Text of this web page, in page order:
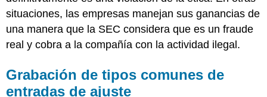
situaciones, las empresas manejan sus ganancias de
una manera que la SEC considera que es un fraude
real y cobra a la compañía con la actividad ilegal.
Grabación de tipos comunes de
entradas de ajuste